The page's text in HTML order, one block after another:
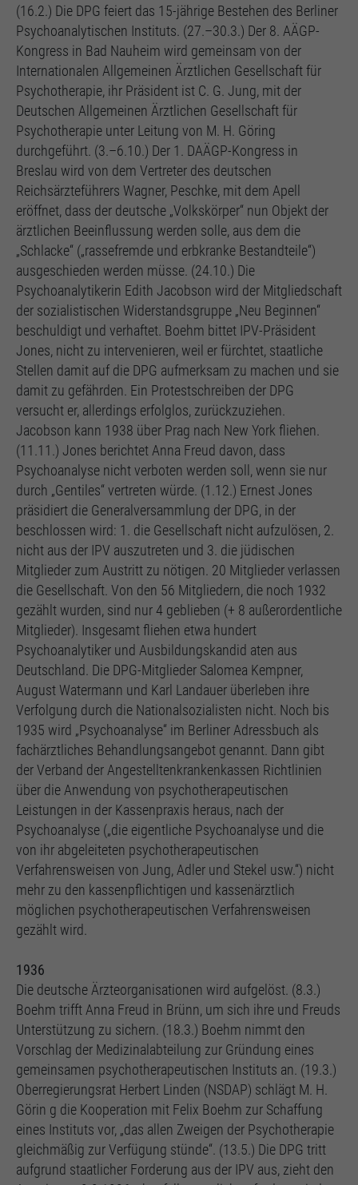
(16.2.) Die DPG feiert das 15-jährige Bestehen des Berliner
Psychoanalytischen Instituts. (27.–30.3.) Der 8. AÄGP-
Kongress in Bad Nauheim wird gemeinsam von der
Internationalen Allgemeinen Ärztlichen Gesellschaft für
Psychotherapie, ihr Präsident ist C. G. Jung, mit der
Deutschen Allgemeinen Ärztlichen Gesellschaft für
Psychotherapie unter Leitung von M. H. Göring
durchgeführt. (3.–6.10.) Der 1. DAÄGP-Kongress in
Breslau wird von dem Vertreter des deutschen
Reichsärzteführers Wagner, Peschke, mit dem Apell
eröffnet, dass der deutsche „Volkskörper“ nun Objekt der
ärztlichen Beeinflussung werden solle, aus dem die
„Schlacke“ („rassefremde und erbkranke Bestandteile“)
ausgeschieden werden müsse. (24.10.) Die
Psychoanalytikerin Edith Jacobson wird der Mitgliedschaft
der sozialistischen Widerstandsgruppe „Neu Beginnen“
beschuldigt und verhaftet. Boehm bittet IPV-Präsident
Jones, nicht zu intervenieren, weil er fürchtet, staatliche
Stellen damit auf die DPG aufmerksam zu machen und sie
damit zu gefährden. Ein Protestschreiben der DPG
versucht er, allerdings erfolglos, zurückzuziehen.
Jacobson kann 1938 über Prag nach New York fliehen.
(11.11.) Jones berichtet Anna Freud davon, dass
Psychoanalyse nicht verboten werden soll, wenn sie nur
durch „Gentiles“ vertreten würde. (1.12.) Ernest Jones
präsidiert die Generalversammlung der DPG, in der
beschlossen wird: 1. die Gesellschaft nicht aufzulösen, 2.
nicht aus der IPV auszutreten und 3. die jüdischen
Mitglieder zum Austritt zu nötigen. 20 Mitglieder verlassen
die Gesellschaft. Von den 56 Mitgliedern, die noch 1932
gezählt wurden, sind nur 4 geblieben (+ 8 außerordentliche
Mitglieder). Insgesamt fliehen etwa hundert
Psychoanalytiker und Ausbildungskandid aten aus
Deutschland. Die DPG-Mitglieder Salomea Kempner,
August Watermann und Karl Landauer überleben ihre
Verfolgung durch die Nationalsozialisten nicht. Noch bis
1935 wird „Psychoanalyse“ im Berliner Adressbuch als
fachärztliches Behandlungsangebot genannt. Dann gibt
der Verband der Angestelltenkrankenkassen Richtlinien
über die Anwendung von psychotherapeutischen
Leistungen in der Kassenpraxis heraus, nach der
Psychoanalyse („die eigentliche Psychoanalyse und die
von ihr abgeleiteten psychotherapeutischen
Verfahrensweisen von Jung, Adler und Stekel usw.“) nicht
mehr zu den kassenpflichtigen und kassenärztlich
möglichen psychotherapeutischen Verfahrensweisen
gezählt wird.
1936
Die deutsche Ärzteorganisationen wird aufgelöst. (8.3.)
Boehm trifft Anna Freud in Brünn, um sich ihre und Freuds
Unterstützung zu sichern. (18.3.) Boehm nimmt den
Vorschlag der Medizinalabteilung zur Gründung eines
gemeinsamen psychotherapeutischen Instituts an. (19.3.)
Oberregierungsrat Herbert Linden (NSDAP) schlägt M. H.
Görin g die Kooperation mit Felix Boehm zur Schaffung
eines Instituts vor, „das allen Zweigen der Psychotherapie
gleichmäßig zur Verfügung stünde“. (13.5.) Die DPG tritt
aufgrund staatlicher Forderung aus der IPV aus, zieht den